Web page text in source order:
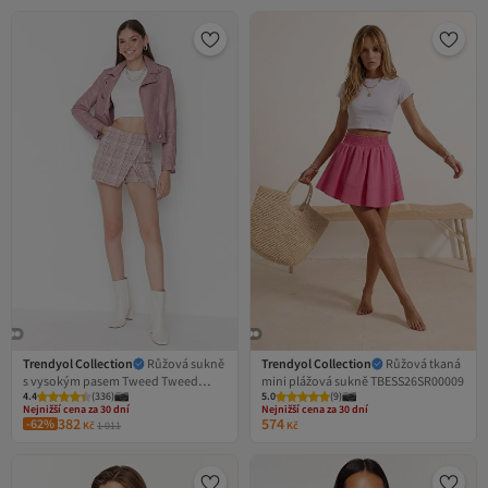
Trendyol Collection
Růžová sukně
s vysokým pasem Tweed Tweed
Shorts TWOAW23SR00029
4.4 (336)
Nejnižší cena za 30 dní
Doprava zdarma nad 500 Kč
Nejnižší cena za 30 dní
-62% 382 Kč 1 011
Trendyol Collection
Růžová tkaná
mini plážová sukně TBESS26SR00009
5.0 (9)
Nejnižší cena za 30 dní
Doprava zdarma
Nejnižší cena za 30 dní
574 Kč